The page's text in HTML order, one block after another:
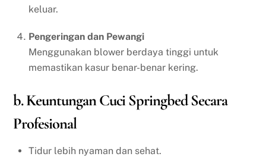
keluar.
Pengeringan dan Pewangi
Menggunakan blower berdaya tinggi untuk
memastikan kasur benar-benar kering.
b. Keuntungan Cuci Springbed Secara
Profesional
Tidur lebih nyaman dan sehat.